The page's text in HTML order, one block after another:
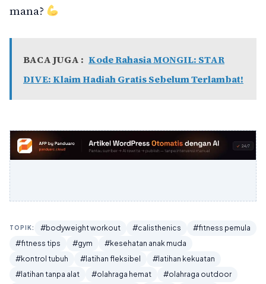
mana?
BACA JUGA : Kode Rahasia MONGIL: STAR
DIVE: Klaim Hadiah Gratis Sebelum Terlambat!
TOPIK: #bodyweight workout #calisthenics
#fitness pemula
#fitness tips
#gym
#kesehatan anak muda
#kontrol tubuh
#latihan fleksibel
#latihan kekuatan
#latihan tanpa alat
#olahraga hemat
#olahraga outdoor